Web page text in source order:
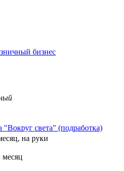
бизнес
"Вокруг света" (подработка)
на руки